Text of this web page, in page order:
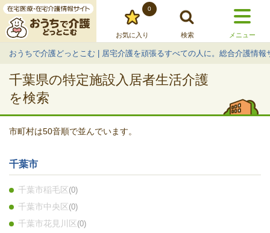
お気に入り
0
検索 メニュー
おうちで介護どっとこむ | 居宅介護を頑張るすべての人に。総合介護情報
千葉県の特定施設入居者生活介護
を検索
市町村は50音順で並んでいます。
千葉市
千葉市稲毛区 0
千葉市中央区 0
千葉市花見川区 0